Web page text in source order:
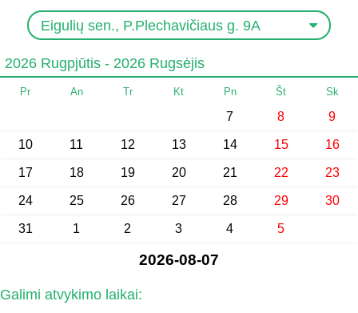
Eigulių sen., P.Plechavičiaus g. 9A
2026 Rugpjūtis - 2026 Rugsėjis
Pr An Tr Kt Pn Št Sk
7 8 9
10 11 12 13 14 15 16
17 18 19 20 21 22 23
24 25 26 27 28 29 30
31 1 2 3 4 5
2026-08-07
Galimi atvykimo laikai: